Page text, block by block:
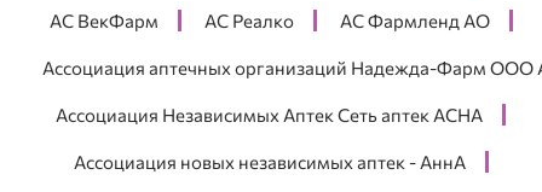
АС ВекФарм АС Реалко АС Фармленд АО
Ассоциация аптечных организаций Надежда-Фарм
Ассоциация Независимых Аптек Сеть аптек АСНА
Ассоциация новых независимых аптек - АннА